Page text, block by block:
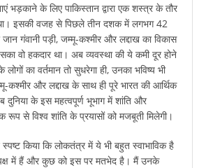
भड़काने के लिए पाकिस्तान द्वारा एक शस्त्र के तौर
था। इसकी वजह से पिछले तीन दशक में लगभग 42
जान गंवानी पड़ी, जम्मू-कश्मीर और लद्दाख का विकास
वो हकदार था। अब व्यवस्था की ये कमी दूर होने
का वर्तमान तो सुधरेगा ही, उनका भविष्य भी
कश्मीर और लद्दाख के साथ ही पूरे भारत की आर्थिक
दुनिया के इस महत्वपूर्ण भूभाग में शांति और
रूप से विश्व शांति के प्रयासों को मजबूती मिलेगी।
किया कि लोकतंत्र में ये भी बहुत स्वाभाविक है
में हैं और कुछ को इस पर मतभेद है। मैं उनके